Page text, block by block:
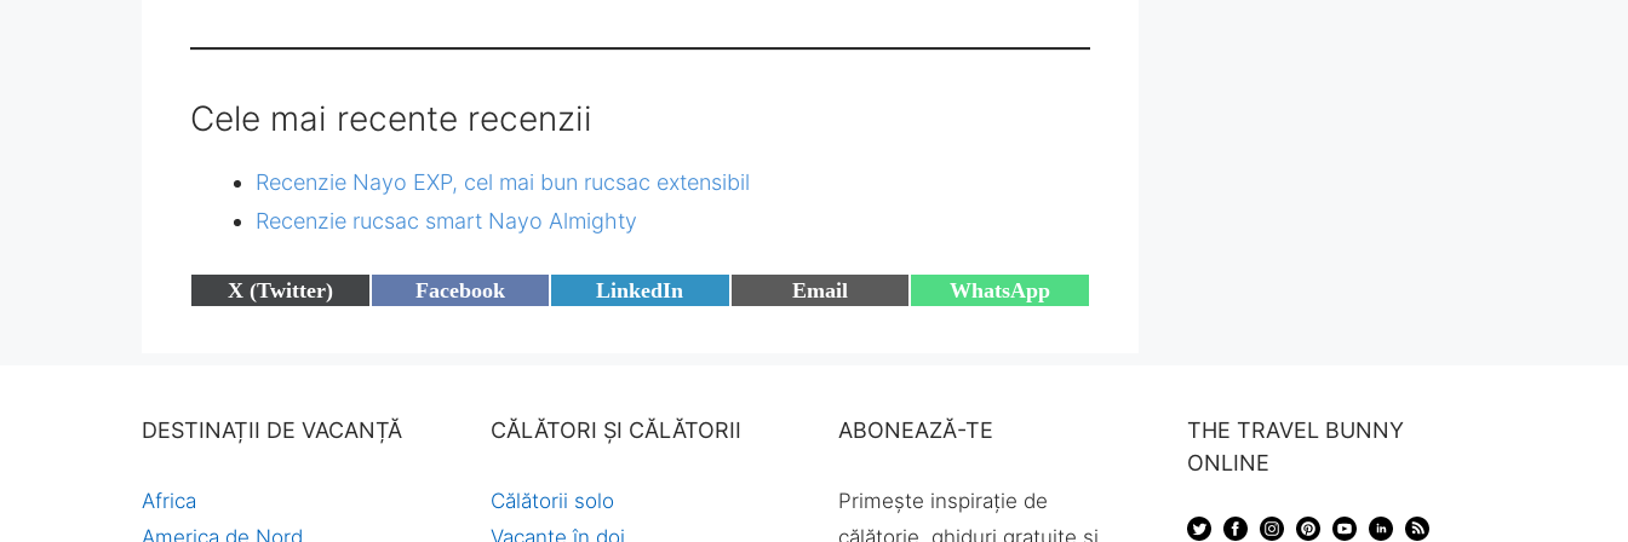
Cele mai recente recenzii
Recenzie Nayo EXP, cel mai bun rucsac extensibil
Recenzie rucsac smart Nayo Almighty
Share
on
X (Twitter)
Share
on
Facebook
Share
on
LinkedIn
Share
on
Email
Share
on
WhatsApp
DESTINAȚII DE VACANȚĂ
Africa
CĂLĂTORI ȘI CĂLĂTORII
Călătorii solo
ABONEAZĂ-TE
Primește inspirație de
THE TRAVEL BUNNY
ONLINE